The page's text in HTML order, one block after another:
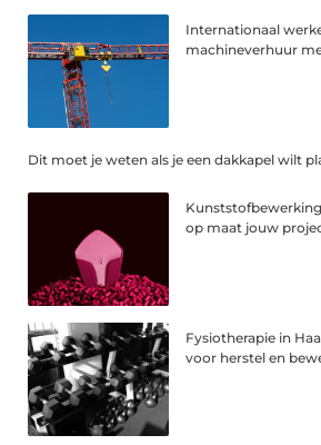
Internationaal
machineverhuur
Dit moet je weten als je een dakkapel wilt
op maat jouw
Fysiotherapie in
voor herstel en